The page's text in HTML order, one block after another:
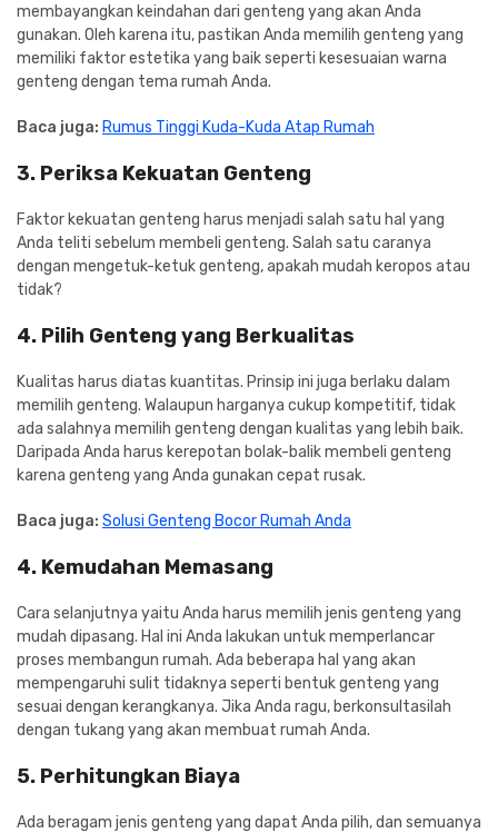
membayangkan keindahan dari genteng yang akan Anda
gunakan. Oleh karena itu, pastikan Anda memilih genteng yang
memiliki faktor estetika yang baik seperti kesesuaian warna
genteng dengan tema rumah Anda.
Baca juga: Rumus Tinggi Kuda-Kuda Atap Rumah
3. Periksa Kekuatan Genteng
Faktor kekuatan genteng harus menjadi salah satu hal yang
Anda teliti sebelum membeli genteng. Salah satu caranya
dengan mengetuk-ketuk genteng, apakah mudah keropos atau
tidak?
4. Pilih Genteng yang Berkualitas
Kualitas harus diatas kuantitas. Prinsip ini juga berlaku dalam
memilih genteng. Walaupun harganya cukup kompetitif, tidak
ada salahnya memilih genteng dengan kualitas yang lebih baik.
Daripada Anda harus kerepotan bolak-balik membeli genteng
karena genteng yang Anda gunakan cepat rusak.
Baca juga: Solusi Genteng Bocor Rumah Anda
4. Kemudahan Memasang
Cara selanjutnya yaitu Anda harus memilih jenis genteng yang
mudah dipasang. Hal ini Anda lakukan untuk memperlancar
proses membangun rumah. Ada beberapa hal yang akan
mempengaruhi sulit tidaknya seperti bentuk genteng yang
sesuai dengan kerangkanya. Jika Anda ragu, berkonsultasilah
dengan tukang yang akan membuat rumah Anda.
5. Perhitungkan Biaya
Ada beragam jenis genteng yang dapat Anda pilih, dan semuanya